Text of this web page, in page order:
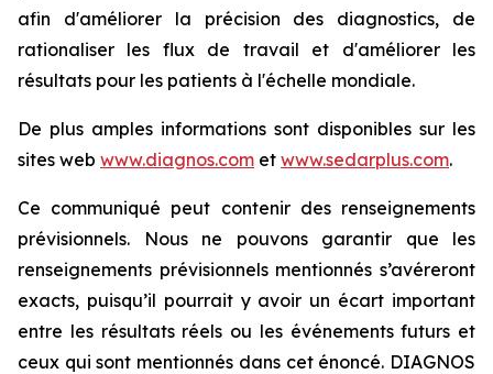
afin d'améliorer la précision des diagnostics, de
rationaliser les flux de travail et d'améliorer les
résultats pour les patients à l'échelle mondiale.
De plus amples informations sont disponibles sur les
sites web www.diagnos.com et www.sedarplus.com.
Ce communiqué peut contenir des renseignements
prévisionnels. Nous ne pouvons garantir que les
renseignements prévisionnels mentionnés s’avéreront
exacts, puisqu’il pourrait y avoir un écart important
entre les résultats réels ou les événements futurs et
ceux qui sont mentionnés dans cet énoncé. DIAGNOS